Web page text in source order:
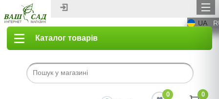
UA
Каталог товарів
0 0